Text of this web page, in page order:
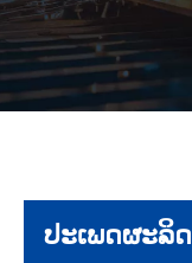
ປະເພດຜະລິ